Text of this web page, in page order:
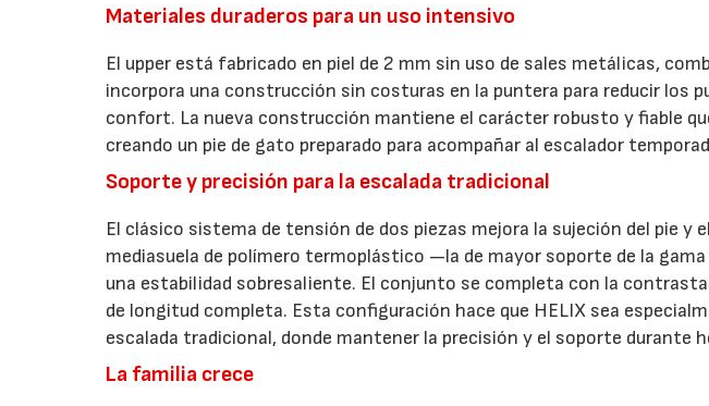
Materiales duraderos para un uso intensivo
El upper está fabricado en piel de 2 mm sin uso de sales metálicas,
incorpora una construcción sin costuras en la puntera para reducir los
confort. La nueva construcción mantiene el carácter robusto y fiable
creando un pie de gato preparado para acompañar al escalador
Soporte y precisión para la escalada tradicional
El clásico sistema de tensión de dos piezas mejora la sujeción del pie y
mediasuela de polímero termoplástico —la de mayor soporte de la gama
una estabilidad sobresaliente. El conjunto se completa con la
de longitud completa. Esta configuración hace que HELIX sea
escalada tradicional, donde mantener la precisión y el soporte durante
La familia crece